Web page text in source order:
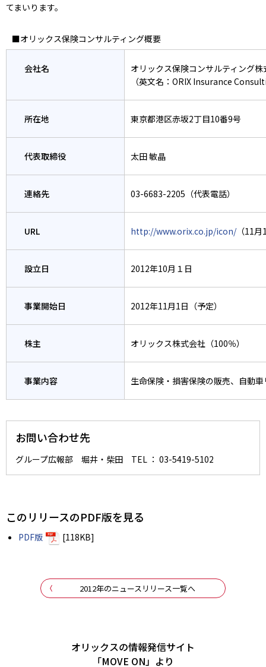
てまいります。
■オリックス保険コンサルティング概要
会社名
オリックス保険コンサルティング株
（英文名：ORIX Insurance
所在地 東京都港区赤坂2丁目10番9号
代表取締役 太田 敏晶
連絡先 03-6683-2205（代表電話）
URL http://www.orix.co.jp/icon/（11月
設立日 2012年10月１日
事業開始日 2012年11月1日（予定）
株主 オリックス株式会社（100％）
事業内容 生命保険・損害保険の販売、自動
お問い合わせ先
グループ広報部 堀井・柴田 TEL ： 03-5419-5102
このリリースのPDF版を見る
PDF版 [118KB]
2012年のニュースリリース一覧へ
オリックスの情報発信サイト
「MOVE ON」より